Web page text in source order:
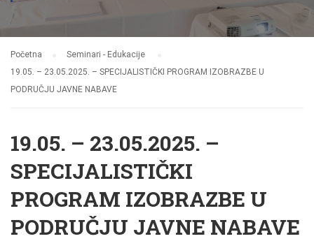
Početna
Seminari - Edukacije
19.05. – 23.05.2025. – SPECIJALISTIČKI PROGRAM IZOBRAZBE U
PODRUČJU JAVNE NABAVE
19.05. – 23.05.2025. –
SPECIJALISTIČKI
PROGRAM IZOBRAZBE U
PODRUČJU JAVNE NABAVE